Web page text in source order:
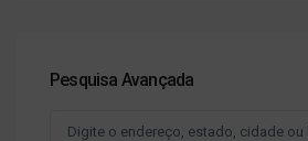
Pesquisa Avançada